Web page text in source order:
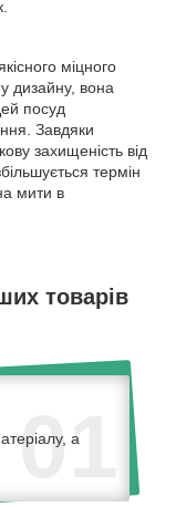
міцного
дизайну, вона
посуд
Завдяки
захищеність від
термін
мити в
товарів
01
а